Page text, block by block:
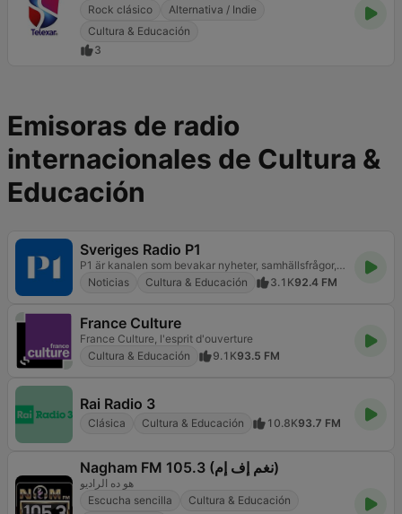
Rock clásico
Alternativa / Indie
Cultura & Educación
3
Emisoras de radio
internacionales de Cultura &
Educación
Sveriges Radio P1
P1 är kanalen som bevakar nyheter, samhällsfrågor, kultur, vetenskap och livsstil. Lyssna direkt och fördjupa dig.
Noticias
Cultura & Educación 3.1K92.4 FM
France Culture
France Culture, l'esprit d'ouverture
Cultura & Educación
9.1K93.5 FM
Rai Radio 3
Clásica Cultura & Educación 10.8K93.7 FM
Nagham FM 105.3 (نغم إف إم)
هو ده الراديو
Escucha sencilla
Cultura & Educación